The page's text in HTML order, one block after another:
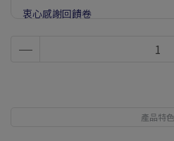
衷心感謝回饋卷
產品特色